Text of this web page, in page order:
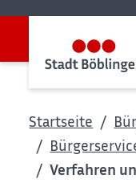
Startseite
Verfahren